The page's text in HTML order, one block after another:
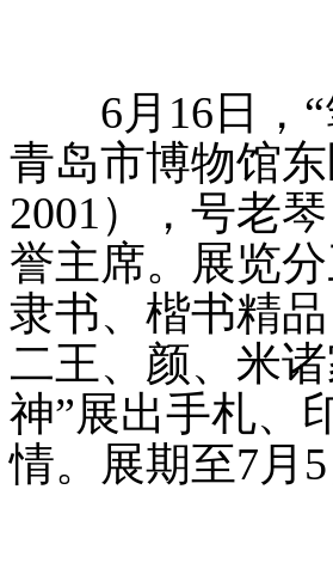
6月16日，“
青岛市博物馆
2001），号老
誉主席。展览
隶书、楷书精
二王、颜、米
神”展出手札、
情。展期至7月5